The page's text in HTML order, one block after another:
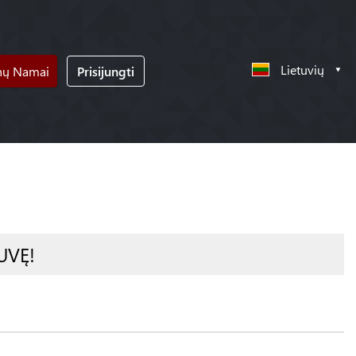
Namai Prisijungti Lietuvių